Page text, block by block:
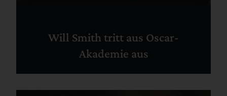
Will Smith tritt aus Oscar-
Akademie aus